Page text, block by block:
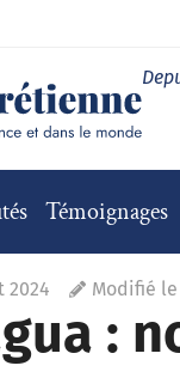
Témoignages
2024 Modifié le
: